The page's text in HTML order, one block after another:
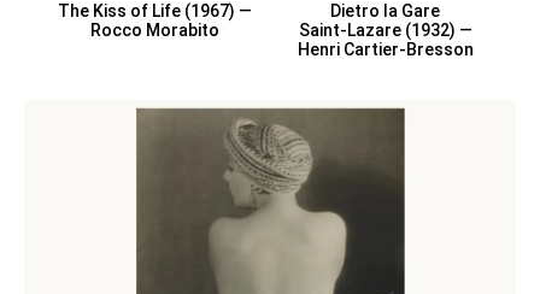
The Kiss of Life (1967) —
Rocco Morabito
Dietro la Gare
Saint‑Lazare (1932) —
Henri Cartier‑Bresson